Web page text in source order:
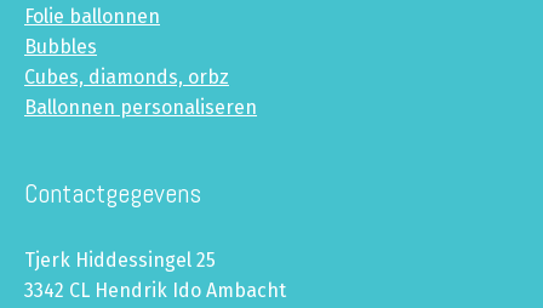
Folie ballonnen
Bubbles
Cubes, diamonds, orbz
Ballonnen personaliseren
Contactgegevens
Tjerk Hiddessingel 25
3342 CL Hendrik Ido Ambacht